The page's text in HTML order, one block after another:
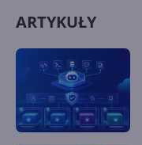
ARTYKUŁY